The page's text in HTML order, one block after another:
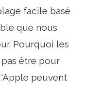
facile basé
que nous
Pourquoi les
être pour
peuvent